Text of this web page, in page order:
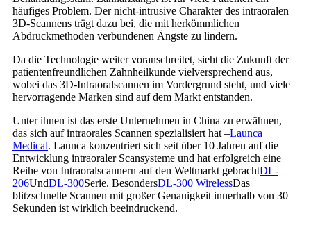
häufiges Problem. Der nicht-intrusive Charakter des intraoralen
3D-Scannens trägt dazu bei, die mit herkömmlichen
Abdruckmethoden verbundenen Ängste zu lindern.
Da die Technologie weiter voranschreitet, sieht die Zukunft der
patientenfreundlichen Zahnheilkunde vielversprechend aus,
wobei das 3D-Intraoralscannen im Vordergrund steht, und viele
hervorragende Marken sind auf dem Markt entstanden.
Unter ihnen ist das erste Unternehmen in China zu erwähnen,
das sich auf intraorales Scannen spezialisiert hat –Launca
Medical. Launca konzentriert sich seit über 10 Jahren auf die
Entwicklung intraoraler Scansysteme und hat erfolgreich eine
Reihe von Intraoralscannern auf den Weltmarkt gebrachtDL-
206UndDL-300Serie. BesondersDL-300 WirelessDas
blitzschnelle Scannen mit großer Genauigkeit innerhalb von 30
Sekunden ist wirklich beeindruckend.